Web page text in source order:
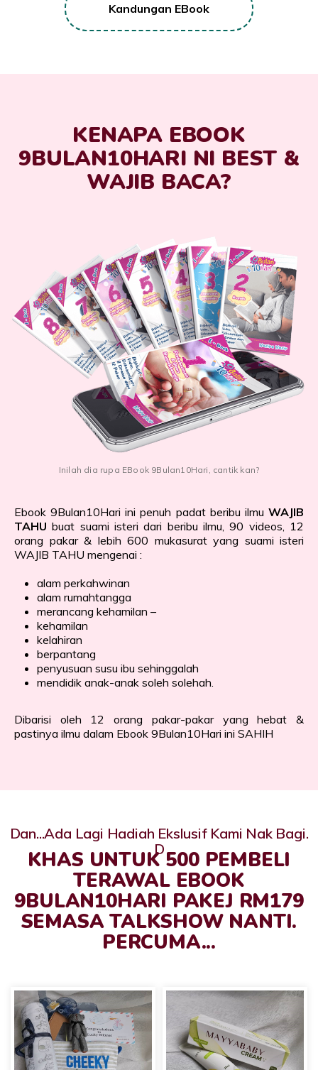
Kandungan EBook
KENAPA EBOOK
9BULAN10HARI NI BEST &
WAJIB BACA?
Inilah dia rupa EBook 9Bulan10Hari, cantik kan?
Ebook 9Bulan10Hari ini penuh padat beribu ilmu WAJIB
TAHU buat suami isteri dari beribu ilmu, 90 videos, 12
orang pakar & lebih 600 mukasurat yang suami isteri
WAJIB TAHU mengenai :
alam perkahwinan
alam rumahtangga
merancang kehamilan –
kehamilan
kelahiran
berpantang
penyusuan susu ibu sehinggalah
mendidik anak-anak soleh solehah.
Dibarisi oleh 12 orang pakar-pakar yang hebat &
pastinya ilmu dalam Ebook 9Bulan10Hari ini SAHIH
Dan...ada Lagi Hadiah Ekslusif Kami Nak Bagi.
D
KHAS UNTUK 500 PEMBELI
TERAWAL EBOOK
9BULAN10HARI PAKEJ RM179
SEMASA TALKSHOW NANTI.
PERCUMA...